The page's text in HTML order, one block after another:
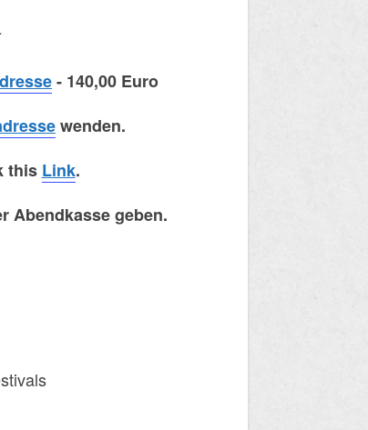
- 140,00 Euro
wenden.
this Link.
Abendkasse geben.